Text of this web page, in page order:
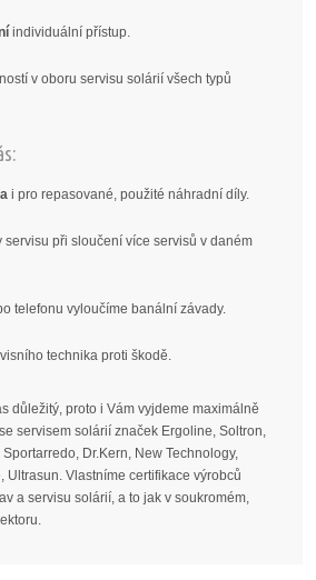
individuální přístup.
v oboru servisu solárií všech typů
i pro repasované, použité náhradní díly.
servisu při sloučení více servisů v daném
telefonu vyloučíme banální závady.
technika proti škodě.
důležitý, proto i Vám vyjdeme maximálně
se servisem solárií značek Ergoline, Soltron,
Dr.Kern, New Technology,
Ultrasun. Vlastníme certifikace výrobců
a servisu solárií, a to jak v soukromém,